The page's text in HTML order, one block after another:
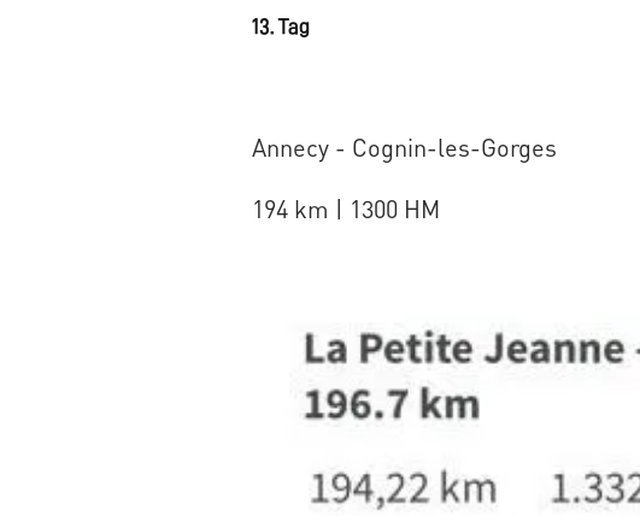
13. Tag
Annecy - Cognin-les-Gorges
194 km | 1300 HM